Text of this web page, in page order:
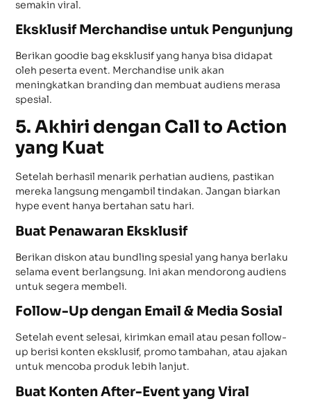
semakin viral.
Eksklusif Merchandise untuk Pengunjung
Berikan goodie bag eksklusif yang hanya bisa didapat
oleh peserta event. Merchandise unik akan
meningkatkan branding dan membuat audiens merasa
spesial.
5. Akhiri dengan Call to Action
yang Kuat
Setelah berhasil menarik perhatian audiens, pastikan
mereka langsung mengambil tindakan. Jangan biarkan
hype event hanya bertahan satu hari.
Buat Penawaran Eksklusif
Berikan diskon atau bundling spesial yang hanya berlaku
selama event berlangsung. Ini akan mendorong audiens
untuk segera membeli.
Follow-Up dengan Email & Media Sosial
Setelah event selesai, kirimkan email atau pesan follow-
up berisi konten eksklusif, promo tambahan, atau ajakan
untuk mencoba produk lebih lanjut.
Buat Konten After-Event yang Viral